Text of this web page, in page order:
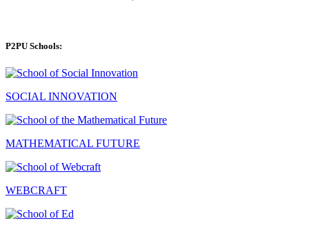
P2PU Schools:
SOCIAL INNOVATION
MATHEMATICAL FUTURE
WEBCRAFT